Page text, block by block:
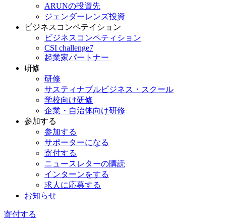
ARUNの投資先
ジェンダーレンズ投資
ビジネスコンペテイション
ビジネスコンペティション
CSI challenge7
起業家パートナー
研修
研修
サスティナブルビジネス・スクール
学校向け研修
企業・自治体向け研修
参加する
参加する
サポーターになる
寄付する
ニュースレターの購読
インターンをする
求人に応募する
お知らせ
寄付する